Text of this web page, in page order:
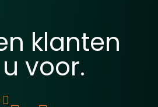
klanten
voor.